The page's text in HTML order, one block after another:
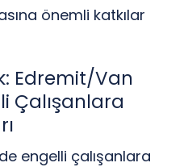
önemli katkılar
Edremit/Van
Çalışanlara
engelli çalışanlara